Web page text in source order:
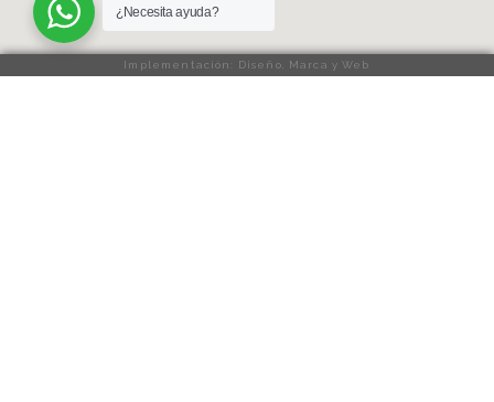
¿Necesita ayuda?
Implementación: Diseño, Marca y Web